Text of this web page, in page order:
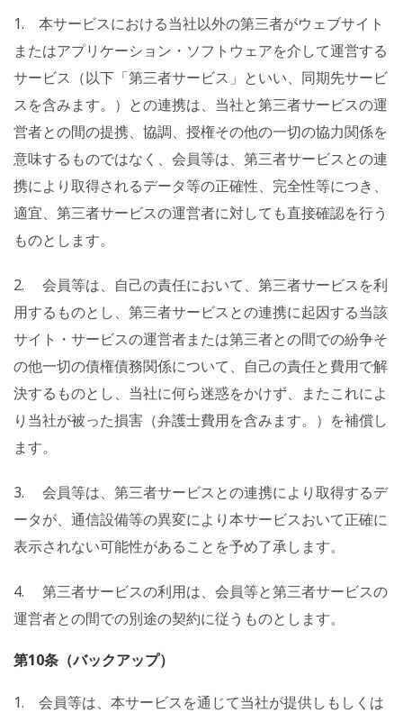
1. 本サービスにおける当社以外の第三者がウェブサイト
またはアプリケーション・ソフトウェアを介して運営する
サービス（以下「第三者サービス」といい、同期先サービ
スを含みます。）との連携は、当社と第三者サービスの運
営者との間の提携、協調、授権その他の一切の協力関係を
意味するものではなく、会員等は、第三者サービスとの連
携により取得されるデータ等の正確性、完全性等につき、
適宜、第三者サービスの運営者に対しても直接確認を行う
ものとします。
2. 会員等は、自己の責任において、第三者サービスを利
用するものとし、第三者サービスとの連携に起因する当該
サイト・サービスの運営者または第三者との間での紛争そ
の他一切の債権債務関係について、自己の責任と費用で解
決するものとし、当社に何ら迷惑をかけず、またこれによ
り当社が被った損害（弁護士費用を含みます。）を補償し
ます。
3. 会員等は、第三者サービスとの連携により取得するデ
ータが、通信設備等の異変により本サービスおいて正確に
表示されない可能性があることを予め了承します。
4. 第三者サービスの利用は、会員等と第三者サービスの
運営者との間での別途の契約に従うものとします。
第10条（バックアップ）
1. 会員等は、本サービスを通じて当社が提供しもしくは